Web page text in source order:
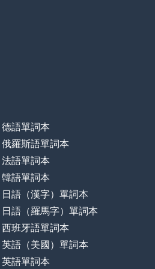
德語單詞本
俄羅斯語單詞本
法語單詞本
韓語單詞本
日語（漢字）單詞本
日語（羅馬字）單詞本
西班牙語單詞本
英語（美國）單詞本
英語單詞本